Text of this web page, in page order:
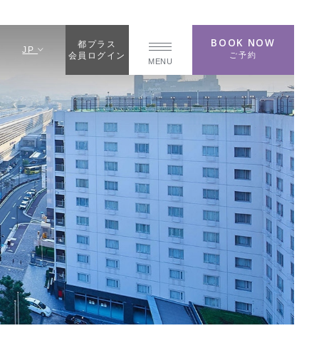
JP
都プラス
会員ログイン
MENU
BOOK NOW
ご予約